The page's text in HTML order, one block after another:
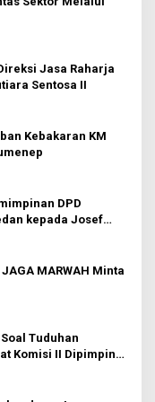
Jasa Raharja
Sentosa II
Kebakaran KM
DPD
kepada Josef
MARWAH Minta
Tuduhan
Komisi II Dipimpin